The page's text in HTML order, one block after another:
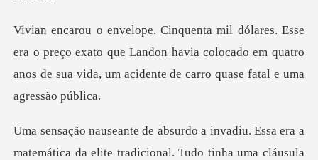
preço exato que Landon havia colocado em quatro
anos de sua v
iu. Essa era a
matemática da elite tradic